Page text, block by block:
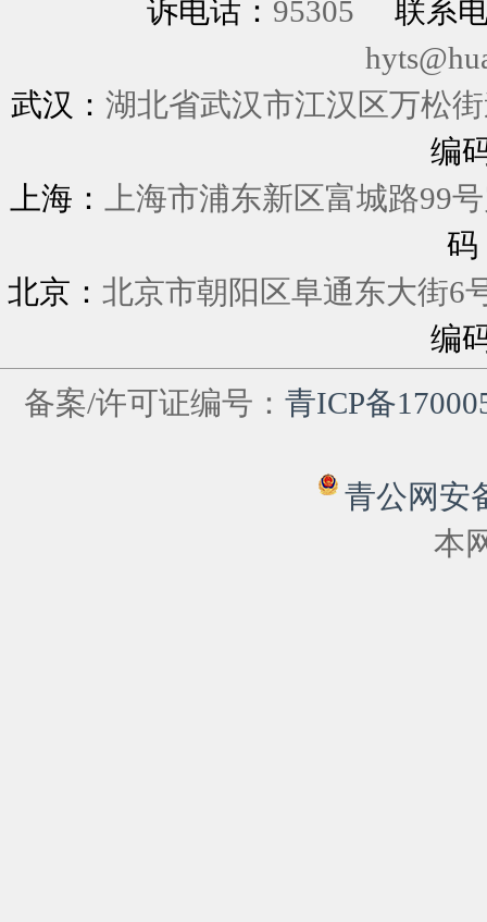
诉电话： 95305
联系
武汉： 湖北省武汉市江汉区万松
编
上海：
上海市浦东新区富
码
北京： 北京市朝阳区阜通东大
编
备案/许可证编号： 青ICP备
青公网安
本